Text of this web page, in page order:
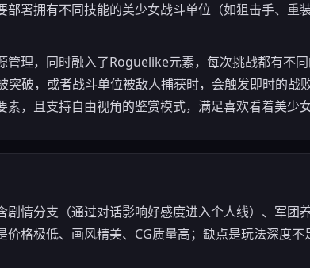
部署拥有不同技能的美少女战斗单位（如狙击手、重
管理，同时融入了Roguelike元素，每次挑战都有不
突破，或者战斗单位被敌人捕获时，会触发即时的战
，且支持自由视角的鉴赏模式，满足喜欢看着美少
情分支（通过对话影响好感度进入个人线）、军团
价格极低、画风精美、CG质量高；缺点是玩法深度